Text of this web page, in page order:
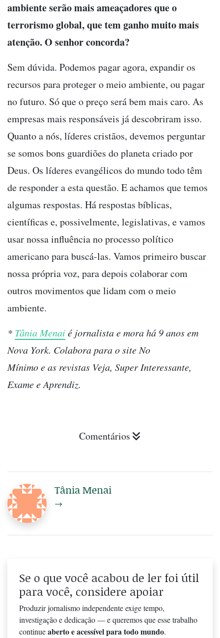
ambiente serão mais ameaçadores que o
terrorismo global, que tem ganho muito mais
atenção. O senhor concorda?
Sem dúvida. Podemos pagar agora, expandir os
recursos para proteger o meio ambiente, ou pagar
no futuro. Só que o preço será bem mais caro. As
empresas mais responsáveis já descobriram isso.
Quanto a nós, líderes cristãos, devemos perguntar
se somos bons guardiões do planeta criado por
Deus. Os líderes evangélicos do mundo todo têm
de responder a esta questão. E achamos que temos
algumas respostas. Há respostas bíblicas,
científicas e, possivelmente, legislativas, e vamos
usar nossa influência no processo político
americano para buscá-las. Vamos primeiro buscar
nossa própria voz, para depois colaborar com
outros movimentos que lidam com o meio
ambiente.
* Tânia Menaié jornalista e mora há 9 anos em
Nova York. Colabora para o site No
Mínimo e as revistas Veja, Super Interessante,
Exame e Aprendiz.
Comentários
Tânia Menai
→
Se o que você acabou de ler foi útil
para você, considere apoiar
Produzir jornalismo independente exige tempo,
investigação e dedicação — e queremos que esse trabalho
continueaberto e acessível para todo mundo.